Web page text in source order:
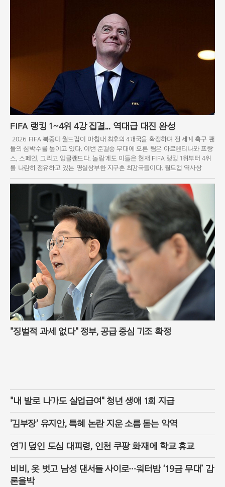
FIFA 랭킹 1~4위 4강 집결... 역대급 대진 완성
2026 FIFA 북중미 월드컵이 마침내 최후의 4개국을 확정하며 전 세계 축구 팬
들의 심박수를 높이고 있다. 이번 준결승 무대에 오른 팀은 아르헨티나와 프랑
스, 스페인, 그리고 잉글랜드다. 놀랍게도 이들은 현재 FIFA 랭킹 1위부터 4위
를 나란히 점유하고 있는 명실상부한 지구촌 최강국들이다. 월드컵 역사상
"징벌적 과세 없다" 정부, 공급 중심 기조 확정
"내 발로 나가도 실업급여" 청년 생애 1회 지급
'김부장' 유지안, 특혜 논란 지운 소름 돋는 악역
연기 덮인 도심 대피령, 인천 쿠팡 화재에 학교 휴교
비비, 옷 벗고 남성 댄서들 사이로…워터밤 ‘19금 무대’ 갑
론을박